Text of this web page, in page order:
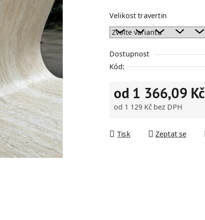
5
hvězdiček.
Velikost travertin
Dostupnost
Kód:
od 1 366,09 Kč
od 1 129 Kčbez DPH
Tisk Zeptat se